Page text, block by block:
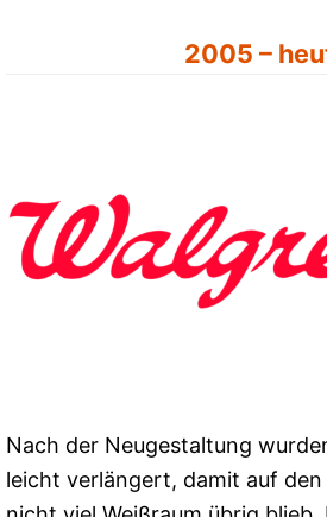
2005 –
Nach der Neugestaltung
leicht verlängert, damit auf